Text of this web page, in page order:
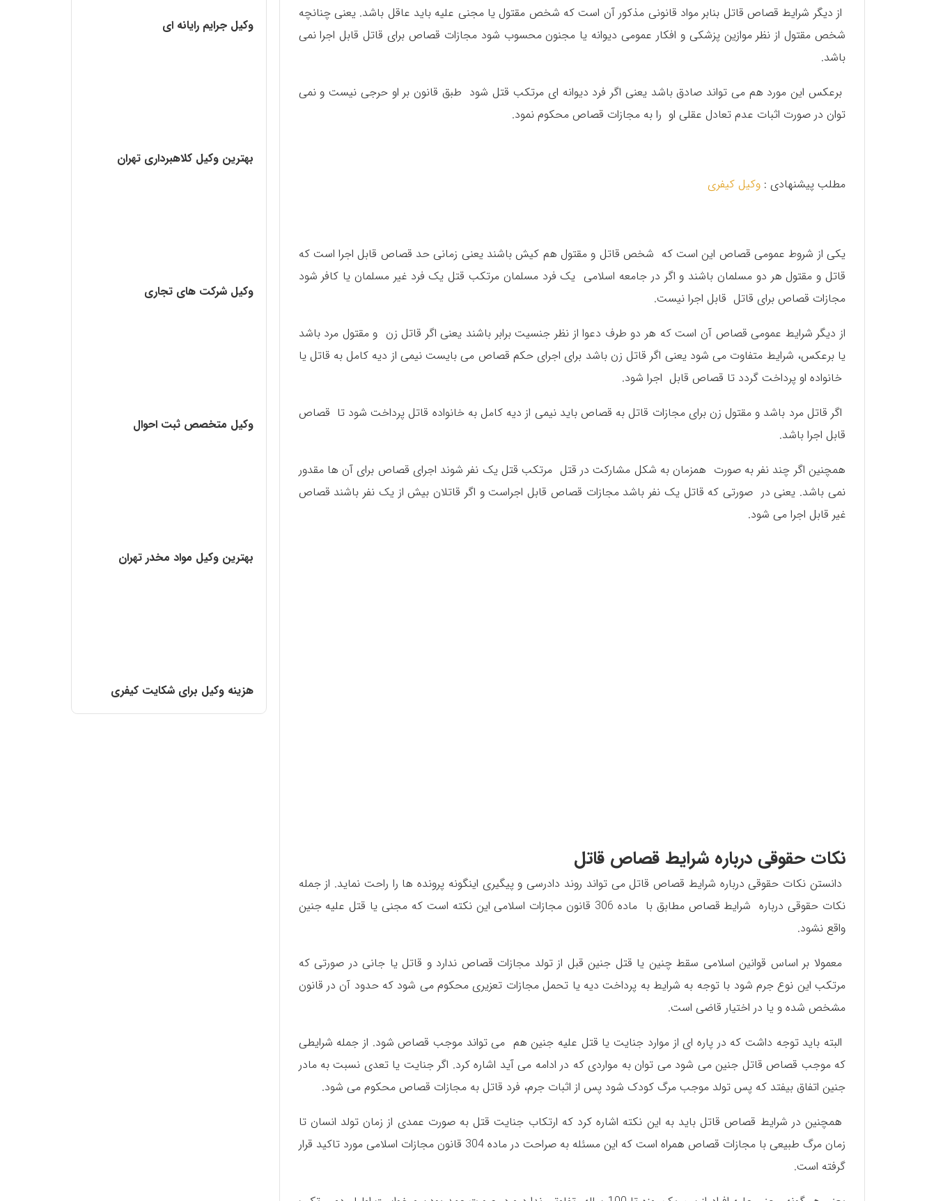
از دیگر شرایط قصاص قاتل بنابر مواد قانونی مذکور آن است که شخص مقتول یا مجنی علیه باید عاقل باشد. یعنی چنانچه
شخص مقتول از نظر موازین پزشکی و افکار عمومی دیوانه یا مجنون محسوب شود مجازات قصاص برای قاتل قابل اجرا نمی
باشد.
برعکس این مورد هم می تواند صادق باشد یعنی اگر فرد دیوانه ای مرتکب قتل شود طبق قانون بر او حرجی نیست و نمی
توان در صورت اثبات عدم تعادل عقلی او را به مجازات قصاص محکوم نمود.
مطلب پیشنهادی : وکیل کیفری
یکی از شروط عمومی قصاص این است که شخص قاتل و مقتول هم کیش باشند یعنی زمانی حد قصاص قابل اجرا است که
قاتل و مقتول هر دو مسلمان باشند و اگر در جامعه اسلامی یک فرد مسلمان مرتکب قتل یک فرد غیر مسلمان یا کافر شود
مجازات قصاص برای قاتل قابل اجرا نیست.
از دیگر شرایط عمومی قصاص آن است که هر دو طرف دعوا از نظر جنسیت برابر باشند یعنی اگر قاتل زن و مقتول مرد باشد
یا برعکس، شرایط متفاوت می شود یعنی اگر قاتل زن باشد برای اجرای حکم قصاص می بایست نیمی از دیه کامل به قاتل یا
خانواده او پرداخت گردد تا قصاص قابل اجرا شود.
اگر قاتل مرد باشد و مقتول زن برای مجازات قاتل به قصاص باید نیمی از دیه کامل به خانواده قاتل پرداخت شود تا قصاص
قابل اجرا باشد.
همچنین اگر چند نفر به صورت همزمان به شکل مشارکت در قتل مرتکب قتل یک نفر شوند اجرای قصاص برای آن ها مقدور
نمی باشد. یعنی در صورتی که قاتل یک نفر باشد مجازات قصاص قابل اجراست و اگر قاتلان بیش از یک نفر باشند قصاص
غیر قابل اجرا می شود.
نکات حقوقی درباره شرایط قصاص قاتل
دانستن نکات حقوقی درباره شرایط قصاص قاتل می تواند روند دادرسی و پیگیری اینگونه پرونده ها را راحت نماید. از جمله
نکات حقوقی درباره شرایط قصاص مطابق با ماده 306 قانون مجازات اسلامی این نکته است که مجنی یا قتل علیه جنین
واقع نشود.
معمولا بر اساس قوانین اسلامی سقط چنین یا قتل جنین قبل از تولد مجازات قصاص ندارد و قاتل یا جانی در صورتی که
مرتکب این نوع جرم شود با توجه به شرایط به پرداخت دیه یا تحمل مجازات تعزیری محکوم می شود که حدود آن در قانون
مشخص شده و یا در اختیار قاضی است.
البته باید توجه داشت که در پاره ای از موارد جنایت یا قتل علیه جنین هم می تواند موجب قصاص شود. از جمله شرایطی
که موجب قصاص قاتل جنین می شود می توان به مواردی که در ادامه می آید اشاره کرد. اگر جنایت یا تعدی نسبت به مادر
جنین اتفاق بیفتد که پس تولد موجب مرگ کودک شود‌ پس از اثبات جرم، فرد قاتل به مجازات قصاص محکوم می شود.‌
همچنین در شرایط قصاص قاتل باید به این نکته اشاره کرد که ارتکاب جنایت قتل به صورت عمدی از زمان تولد انسان تا
زمان مرگ طبیعی با مجازات قصاص همراه است که این مسئله به صراحت در ماده 304 قانون مجازات اسلامی مورد تاکید قرار
گرفته است.
وکیل جرایم رایانه ای
بهترین وکیل کلاهبرداری تهران
وکیل شرکت های تجاری
وکیل متخصص ثبت احوال
بهترین وکیل مواد مخدر تهران
هزینه وکیل برای شکایت کیفری